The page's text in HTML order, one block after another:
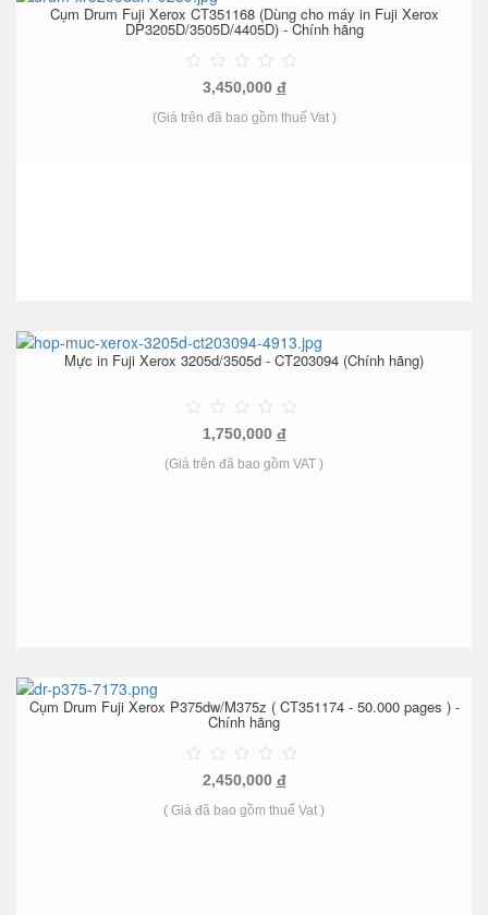
Cụm Drum Fuji Xerox CT351168 (Dùng cho máy in Fuji Xerox
DP3205D/3505D/4405D) - Chính hãng
3,450,000 đ
(Giá trên đã bao gồm thuế Vat )
Mực in Fuji Xerox 3205d/3505d - CT203094 (Chính hãng)
1,750,000 đ
(Giá trên đã bao gồm VAT )
Cụm Drum Fuji Xerox P375dw/M375z ( CT351174 - 50.000 pages ) -
Chính hãng
2,450,000 đ
( Giá đã bao gồm thuế Vat )